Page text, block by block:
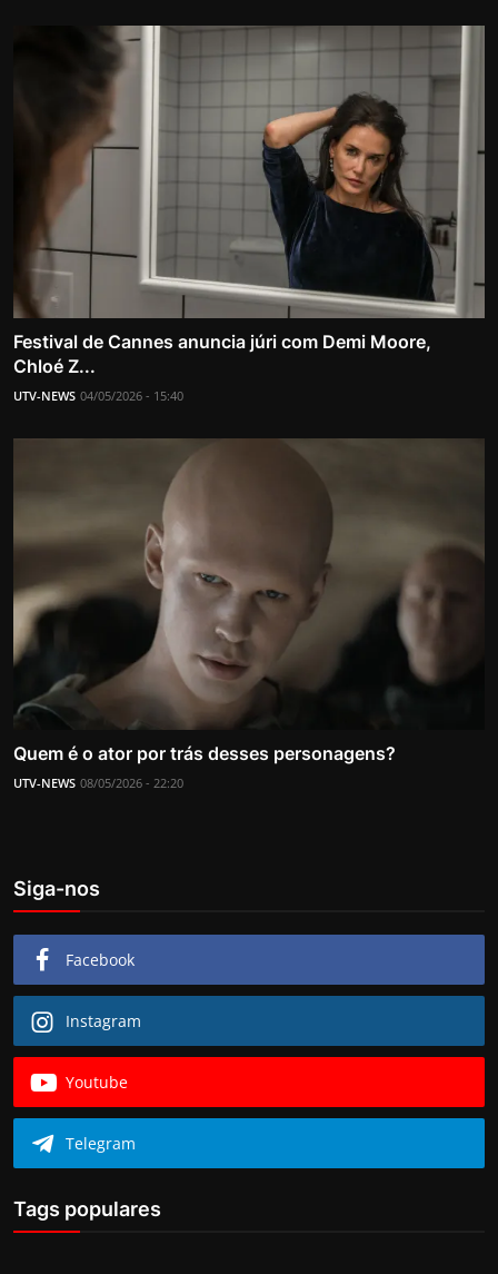
Festival de Cannes anuncia júri com Demi Moore,
Chloé Z...
UTV-NEWS 04/05/2026 - 15:40
Quem é o ator por trás desses personagens?
UTV-NEWS 08/05/2026 - 22:20
Siga-nos
Facebook
Instagram
Youtube
Telegram
Tags populares